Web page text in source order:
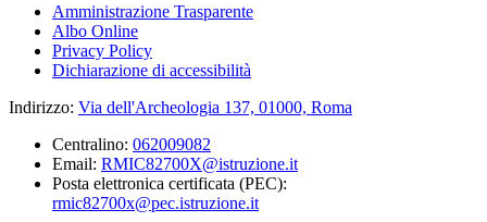
Amministrazione Trasparente
Albo Online
Privacy Policy
Dichiarazione di accessibilità
Indirizzo: Via dell'Archeologia 137, 01000, Roma
Centralino: 062009082
Email: RMIC82700X@istruzione.it
Posta elettronica certificata (PEC):
rmic82700x@pec.istruzione.it